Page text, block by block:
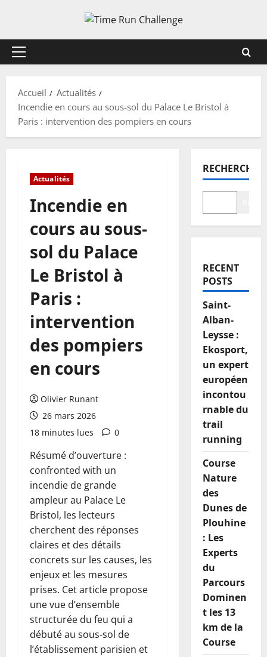
contenu
Menu
Accueil
Actualités
Incendie en cours au sous-sol du Palace Le Bristol à
Paris : intervention des pompiers en cours
Actualités
Incendie en
cours au sous-
sol du Palace
Le Bristol à
Paris :
intervention
des pompiers
en cours
Olivier Runant
26 mars 2026
18 minutes lues
0
Résumé d’ouverture :
confronted with un
incendie de grande
ampleur au Palace Le
Bristol, les lecteurs
cherchent des réponses
claires et des détails
concrets sur les causes, les
enjeux et les mesures
prises. Cet article propose
une vue d’ensemble
structurée du feu qui a
débuté au sous-sol de
l’établissement parisien et
RECHERCHER
RECENT
POSTS
Saint-
Alban-
Leysse :
Ekosport,
un expert
européen
incontou
rnable du
trail
running
Course
Nature
des
Dunes de
Plouhine
: Les
Experts
du
Parcours
Dominen
t les 13
km de la
Course